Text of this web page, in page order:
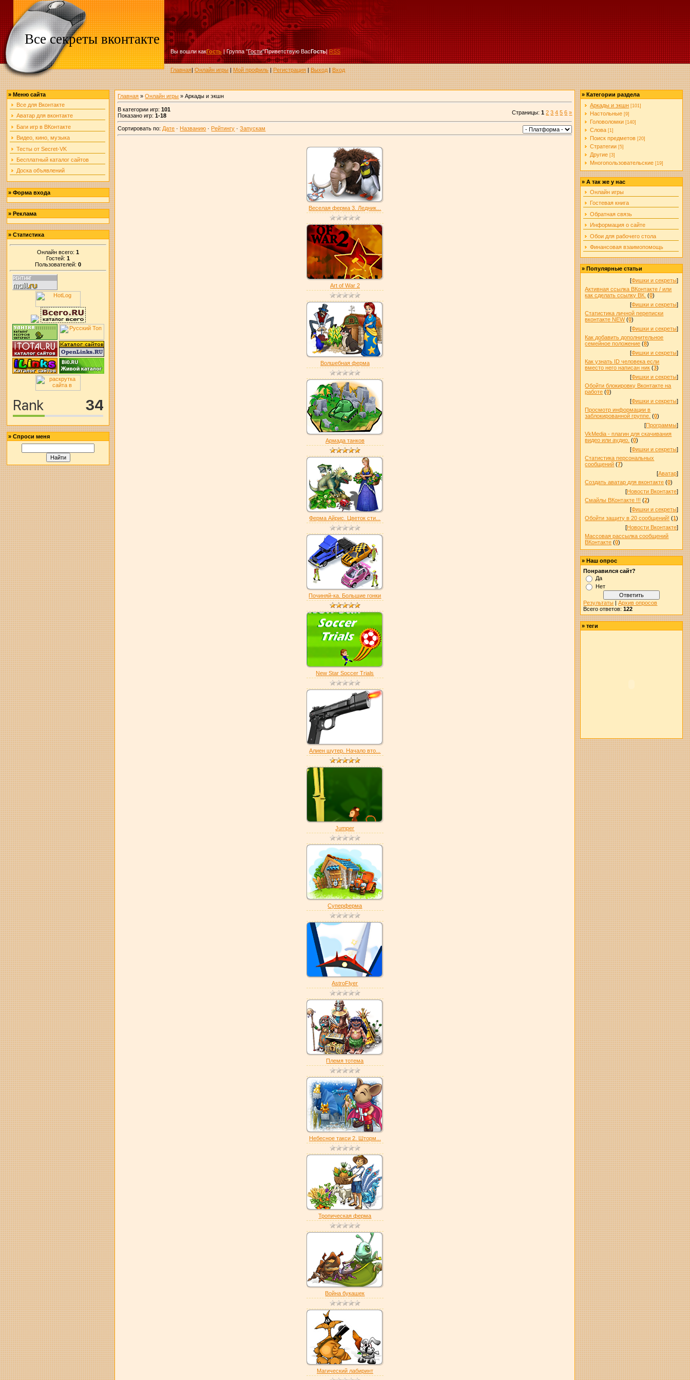
Все секреты вконтакте
Вы вошли какГость|Группа"Гости"Приветствую ВасГость|RSS
Главная|Онлайн игры|Мой профиль|Регистрация|Выход|Вход
»Меню сайта
Все для Вконтакте
Аватар для вконтакте
Баги игр в ВКонтакте
Видео, кино, музыка
Тесты от Secret-VK
Бесплатный каталог сайтов
Доска объявлений
»Форма входа
»Реклама
»Статистика
Онлайн всего:1
Гостей:1
Пользователей:0
»Спроси меня
Главная »Онлайн игры » Аркады и экшн
В категории игр:101
Показано игр:1-18 Страницы:1 2 3 4 5 6 »
Сортировать по: Дате · Названию · Рейтингу ·Запускам
Веселая ферма 3. Ледник...
Art of War 2
Волшебная ферма
Армада танков
Ферма Айрис. Цветок сти...
Починяй-ка. Большие гонки
New Star Soccer Trials
Алиен шутер. Начало вто...
Jumper
Суперферма
AstroFlyer
Племя тотема
Небесное такси 2. Шторм...
Тропическая ферма
Война букашек
Магический лабиринт
»Категории раздела
Аркады и экшн [101]
Настольные [9]
Головоломки [140]
Слова [1]
Поиск предметов [20]
Стратегии [5]
Другие [3]
Многопользовательские [19]
»А так же у нас
Онлайн игры
Гостевая книга
Обратная связь
Информация о сайте
Обои для рабочего стола
Финансовая взаимопомощь
»Популярные статьи
[Фишки и секреты]
Активная ссылка ВКонтакте / или
как сделать ссылку ВК. (0)
[Фишки и секреты]
Статистика личной переписки
вконтакте NEW (0)
[Фишки и секреты]
Как добавить дополнительное
семейное положение (8)
[Фишки и секреты]
Как узнать ID человека если
вместо него написан ник (3)
[Фишки и секреты]
Обойти блокировку Вконтакте на
работе (0)
[Фишки и секреты]
Просмотр информации в
заблокированной группе. (0)
[Программы]
VkMedia - плагин для скачивания
видео или аудио. (0)
[Фишки и секреты]
Статистика персональных
сообщений (7)
[Аватар]
Создать аватар для вконтакте (0)
[Новости Вконтакте]
Смайлы ВКонтакте !!! (2)
[Фишки и секреты]
Обойти защиту в 20 сообщений! (1)
[Новости Вконтакте]
Массовая рассылка сообщений
ВКонтакте (0)
»Наш опрос
Понравился сайт?
Да
Нет
Результаты |Архив опросов
Всего ответов:122
»теги